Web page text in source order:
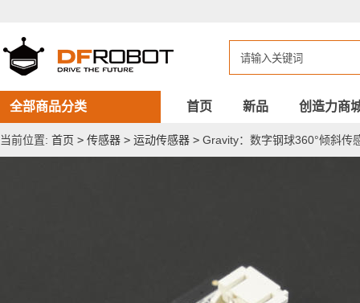
钢
球
360°
倾
斜
传
感
器
全部商品分类 首页 新品 创造力商
当前位置: 首页 > 传感器 > 运动传感器 > Gravity：数字钢球360°倾斜传